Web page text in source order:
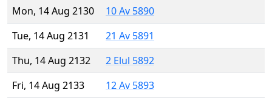
Mon, 14 Aug 2130
10 Av 5890
Tue, 14 Aug 2131
21 Av 5891
Thu, 14 Aug 2132
2 Elul 5892
Fri, 14 Aug 2133
12 Av 5893